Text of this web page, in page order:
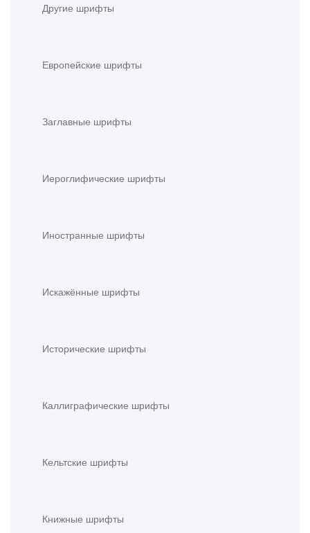
Другие шрифты
Европейские шрифты
Заглавные шрифты
Иероглифические шрифты
Иностранные шрифты
Искажённые шрифты
Исторические шрифты
Каллиграфические шрифты
Кельтские шрифты
Книжные шрифты